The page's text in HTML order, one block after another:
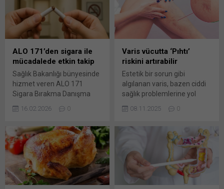
ALO 171’den sigara ile
mücadalede etkin takip
Sağlık Bakanlığı bünyesinde
hizmet veren ALO 171
Sigara Bırakma Danışma
Hattı, sigarayı bırakmak
isteyen vatandaşlara
süreci aktif izleme ve
motivasyonel danışmanlık
hizmetiyle yakından takip
ediyor. Sağlığın Geliştirilmesi
Genel Müdürü Doç. Dr.
Muhammed Atak, tütün ve
16.02.2026 0
Varis vücutta ‘Pıhtı’
riskini artırabilir
Estetik bir sorun gibi
algılanan varis, bazen ciddi
sağlık problemlerine yol
açabilir. Damar içerisinde
pıhtı oluşması ve akciğere
toplumumuzda yaygın
görülen bir damar hastalığı.
Ancak genellikle
önemsenmiyor. Oysa
uzmanlar varisin ilerleyen
evrelerde ciddi
08.11.2025 0